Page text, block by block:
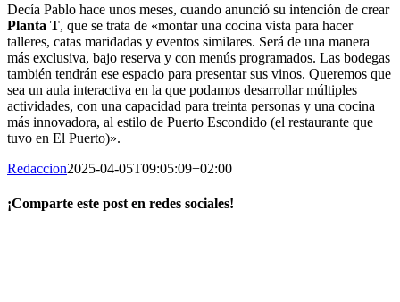
Decía Pablo hace unos meses, cuando anunció su intención de crear
Planta T, que se trata de «montar una cocina vista para hacer
talleres, catas maridadas y eventos similares. Será de una manera
más exclusiva, bajo reserva y con menús programados. Las bodegas
también tendrán ese espacio para presentar sus vinos. Queremos que
sea un aula interactiva en la que podamos desarrollar múltiples
actividades, con una capacidad para treinta personas y una cocina
más innovadora, al estilo de Puerto Escondido (el restaurante que
tuvo en El Puerto)».
Redaccion2025-04-05T09:05:09+02:00
¡Comparte este post en redes sociales!